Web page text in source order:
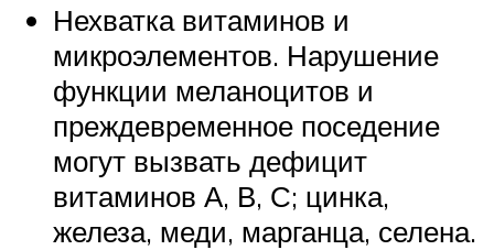
Нехватка витаминов и
микроэлементов. Нарушение
функции меланоцитов и
преждевременное поседение
могут вызвать дефицит
витаминов А, В, С; цинка,
железа, меди, марганца, селена.